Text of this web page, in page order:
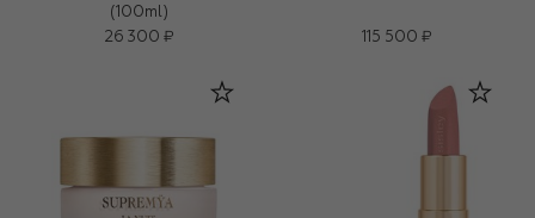
(100ml)
26 300 ₽
115 500 ₽